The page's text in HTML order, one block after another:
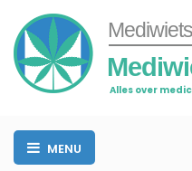
Alles over
MENU